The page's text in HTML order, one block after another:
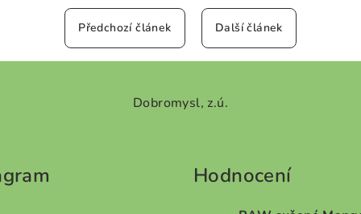
Předchozí článek Další článek
Dobromysl, z.ú.
Hodnocení